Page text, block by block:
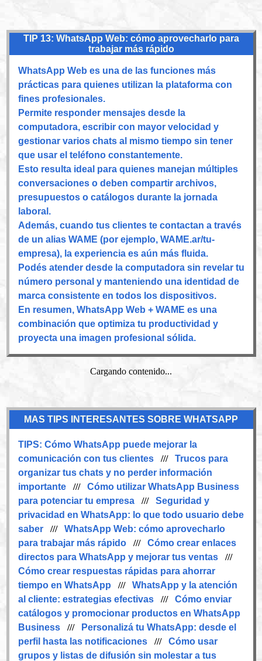
TIP 13: WhatsApp Web: cómo aprovecharlo para
trabajar más rápido
WhatsApp Web es una de las funciones más
prácticas para quienes utilizan la plataforma con
fines profesionales.
Permite responder mensajes desde la
computadora, escribir con mayor velocidad y
gestionar varios chats al mismo tiempo sin tener
que usar el teléfono constantemente.
Esto resulta ideal para quienes manejan múltiples
conversaciones o deben compartir archivos,
presupuestos o catálogos durante la jornada
laboral.
Además, cuando tus clientes te contactan a través
de un alias WAME (por ejemplo, WAME.ar/tu-
empresa), la experiencia es aún más fluida.
Podés atender desde la computadora sin revelar tu
número personal y manteniendo una identidad de
marca consistente en todos los dispositivos.
En resumen, WhatsApp Web + WAME es una
combinación que optimiza tu productividad y
proyecta una imagen profesional sólida.
Cargando contenido...
MAS TIPS INTERESANTES SOBRE WHATSAPP
TIPS: Cómo WhatsApp puede mejorar la
comunicación con tus clientes/// Trucos para
organizar tus chats y no perder información
importante/// Cómo utilizar WhatsApp Business
para potenciar tu empresa/// Seguridad y
privacidad en WhatsApp: lo que todo usuario debe
saber/// WhatsApp Web: cómo aprovecharlo
para trabajar más rápido/// Cómo crear enlaces
directos para WhatsApp y mejorar tus ventas///
Cómo crear respuestas rápidas para ahorrar
tiempo en WhatsApp /// WhatsApp y la atención
al cliente: estrategias efectivas/// Cómo enviar
catálogos y promocionar productos en WhatsApp
Business///
Personalizá tu WhatsApp: desde el
perfil hasta las notificaciones/// Cómo usar
grupos y listas de difusión sin molestar a tus